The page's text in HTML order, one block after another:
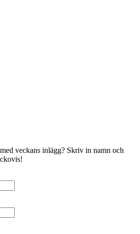
veckans inlägg? Skriv in namn och